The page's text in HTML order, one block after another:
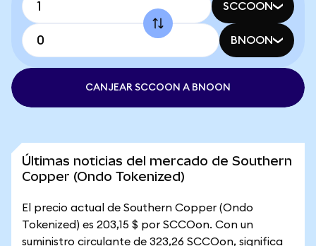
SCCOON
BNOON
CANJEAR SCCOON A BNOON
Últimas noticias del mercado de Southern
Copper (Ondo Tokenized)
El precio actual de Southern Copper (Ondo
Tokenized) es 203,15 $ por SCCOon. Con un
suministro circulante de 323,26 SCCOon, significa